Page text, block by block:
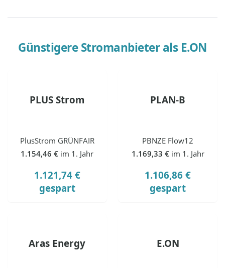
Günstigere Stromanbieter als E.ON
PLUS Strom
PlusStrom GRÜNFAIR
1.154,46 € im 1. Jahr
1.121,74 €
gespart
PLAN-B
PBNZE Flow12
1.169,33 € im 1. Jahr
1.106,86 €
gespart
Aras Energy E.ON